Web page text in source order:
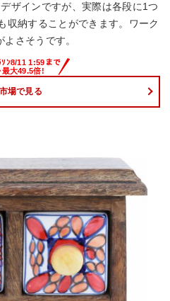
ザインですが、実際は各段に1つ
収納することができます。ワーク
さそうです。
場で見る